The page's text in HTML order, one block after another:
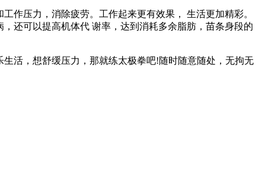
压力，消除疲劳。工作起来更有效果， 生活更加精彩。
还可以提高机体代 谢率，达到消耗多余脂肪，苗条身段的
活，想舒缓压力，那就练太极拳吧!随时随意随处，无拘无